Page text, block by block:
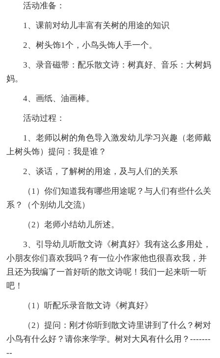
活动准备：
1、课前对幼儿丰富有关树的用途的知识
2、树头饰1个，小鸟头饰人手一个。
3、录音磁带：配乐散文诗：树真好、音乐：大树妈
妈。
4、画纸、油画棒。
活动过程：
1、老师以树的角色导入激发幼儿学习兴趣（老师戴
上树头饰）提问：我是谁？
2、谈话，了解树的用途，及与人们的关系
（1）你们知道我有哪些用途呢？与人们有些什么关
系？（个别幼儿交流）
（2）老师小结幼儿所述。
3、引导幼儿听散文诗《树真好》我有这么多用处，
小朋友你们喜欢我吗？有一位小作家他也很喜欢我，并
且还为我编了一首好听的散文诗呢！我们一起来听一听
吧！
（1）听配乐录音散文诗《树真好》
（2）提问：刚才你听到散文诗里讲到了什么？树对
小鸟有什么好？请你来学学。树对大风有什么用？-------
--